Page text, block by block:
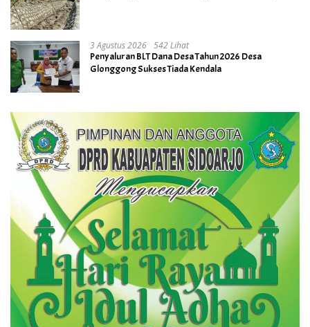
3 Agustus 2026 542 Lihat
Penyaluran BLT Dana Desa Tahun 2026 Desa
Glonggong Sukses Tiada Kendala